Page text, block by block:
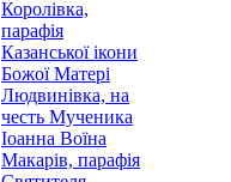
Королівка,
парафія
Казанської ікони
Божої Матері
Людвинівка, на
честь Мученика
Іоанна Воїна
Макарів, парафія